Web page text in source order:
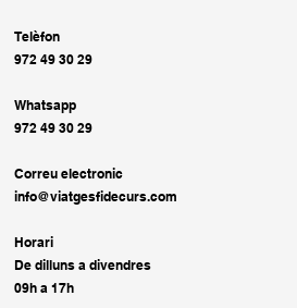
Telèfon
972 49 30 29
Whatsapp
972 49 30 29
Correu electronic
info@viatgesfidecurs.com
Horari
De dilluns a divendres
09h a 17h